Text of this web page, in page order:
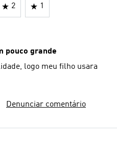
2 1
pouco grande
Tecido macio, altura qualidade, logo meu filho usara
Denunciar comentário